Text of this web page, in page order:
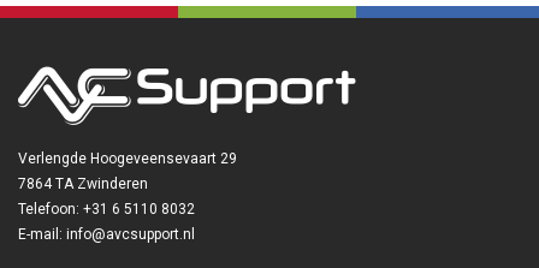
Verlengde Hoogeveensevaart 29
7864 TA Zwinderen
Telefoon: +31 6 5110 8032
E-mail: info@avcsupport.nl